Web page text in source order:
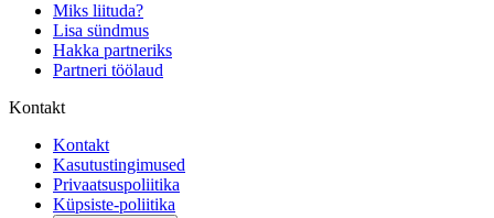
Miks liituda?
Lisa sündmus
Hakka partneriks
Partneri töölaud
Kontakt
Kontakt
Kasutustingimused
Privaatsuspoliitika
Küpsiste-poliitika